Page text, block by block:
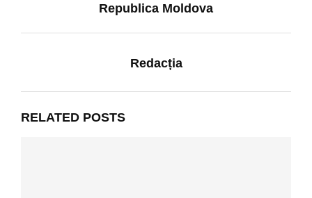
Republica Moldova
Redacția
RELATED POSTS